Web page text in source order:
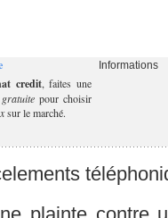
Informations
credit, faites une
pour choisir
sur le marché.